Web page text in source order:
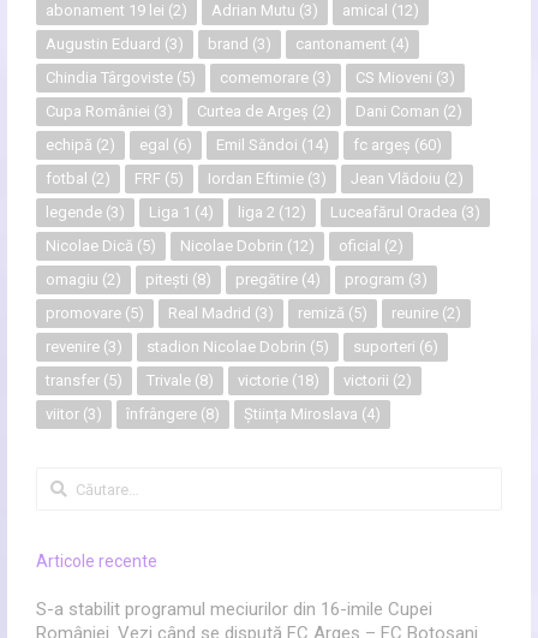
abonament 19 lei (2) Adrian Mutu (3) amical (12)
Augustin Eduard (3) brand (3) cantonament (4)
Chindia Târgoviste(5) comemorare(3) CS Mioveni (3)
Cupa României (3) Curtea de Argeș (2) Dani Coman (2)
echipă (2) egal (6) Emil Săndoi (14) fc argeș (60)
fotbal (2) FRF(5) Iordan Eftimie(3) Jean Vlădoiu (2)
legende(3) Liga 1 (4) liga 2 (12) Luceafărul Oradea (3)
Nicolae Dică (5) Nicolae Dobrin (12) oficial (2)
omagiu (2) pitești (8) pregătire(4) program (3)
promovare(5) Real Madrid (3) remiză (5) reunire(2)
revenire(3) stadion Nicolae Dobrin (5) suporteri (6)
transfer(5) Trivale(8) victorie(18) victorii (2)
viitor(3) înfrângere(8) Știința Miroslava (4)
Caută
Articole recente
S-a stabilit programul meciurilor din 16-imile Cupei
României. Vezi când se dispută FC Argeș – FC Botoșani